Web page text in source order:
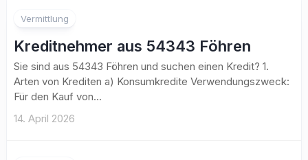
Vermittlung
Kreditnehmer aus 54343 Föhren
Sie sind aus 54343 Föhren und suchen einen Kredit? 1.
Arten von Krediten a) Konsumkredite Verwendungszweck:
Für den Kauf von...
14. April 2026